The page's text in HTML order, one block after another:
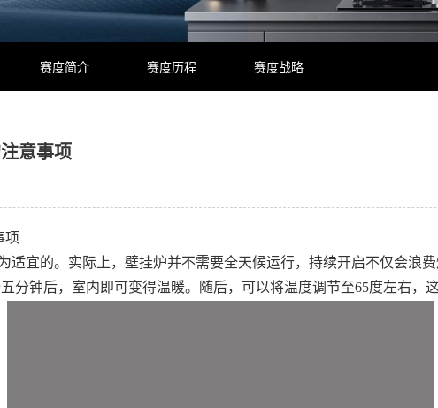
赛度简介 赛度历程 赛度战略
意事项
项
适宜的。实际上，壁挂炉并不需要全天候运行，持续开启不仅会浪
分钟后，室内即可变得温暖。随后，可以将温度调节至65度左右，